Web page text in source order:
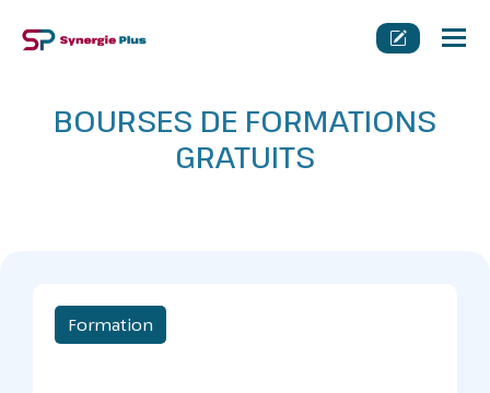
BOURSES DE FORMATIONS
GRATUITS
Formation